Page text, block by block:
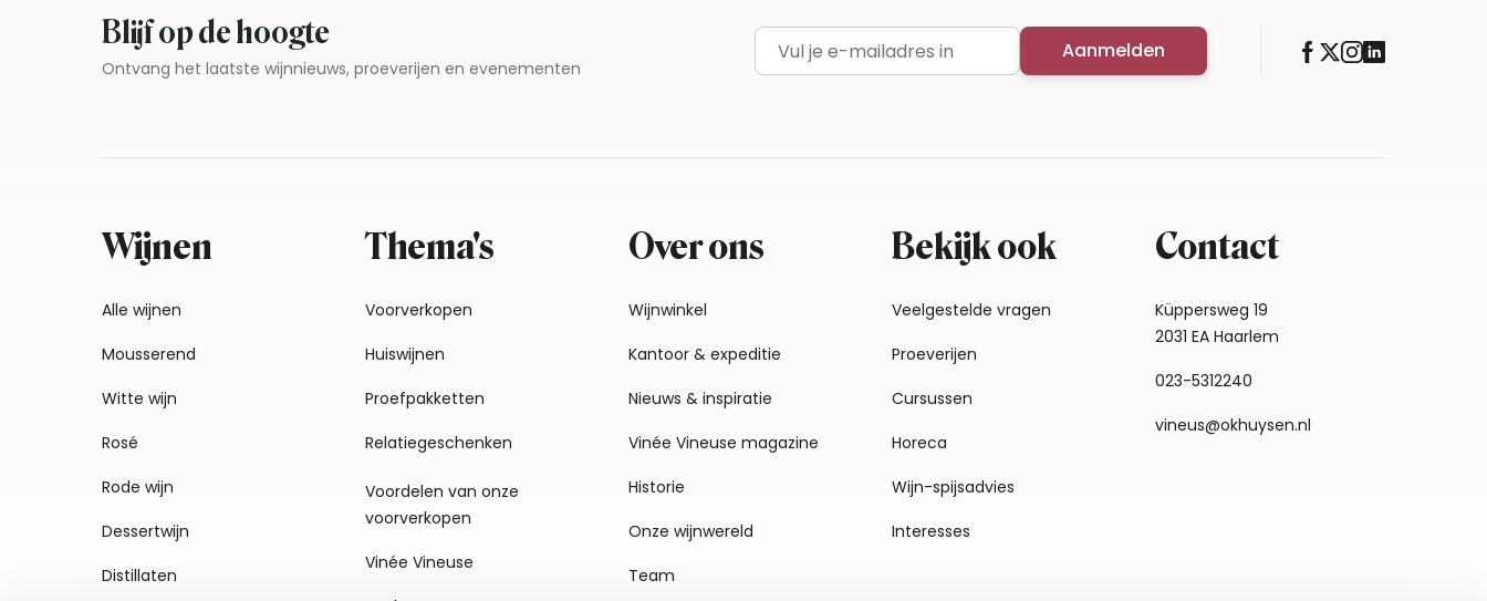
Blijf op de hoogte
Ontvang het laatste wijnnieuws, proeverijen en evenementen E-mailadres Aanmelden
Wijnen
Alle wijnen
Mousserend
Witte wijn
Rosé
Rode wijn
Dessertwijn
Distillaten
Thema's
Voorverkopen
Huiswijnen
Proefpakketten
Relatiegeschenken
Voordelen van onze
voorverkopen
Vinée Vineuse
Over ons
Wijnwinkel
Kantoor & expeditie
Nieuws & inspiratie
Vinée Vineuse magazine
Historie
Onze wijnwereld
Team
Bekijk ook
Veelgestelde vragen
Proeverijen
Cursussen
Horeca
Wijn-spijsadvies
Interesses
Contact
Küppersweg 19
2031 EA Haarlem
023-5312240
vineus@okhuysen.nl